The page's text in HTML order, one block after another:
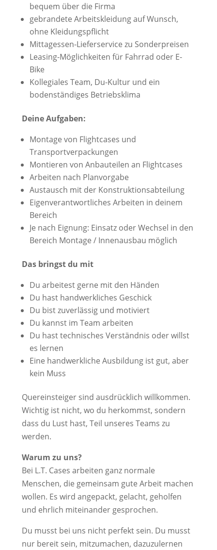
bequem über die Firma
gebrandete Arbeitskleidung auf Wunsch,
ohne Kleidungspflicht
Mittagessen-Lieferservice zu Sonderpreisen
Leasing-Möglichkeiten für Fahrrad oder E-
Bike
Kollegiales Team, Du-Kultur und ein
bodenständiges Betriebsklima
Deine Aufgaben:
Montage von Flightcases und
Transportverpackungen
Montieren von Anbauteilen an Flightcases
Arbeiten nach Planvorgabe
Austausch mit der Konstruktionsabteilung
Eigenverantwortliches Arbeiten in deinem
Bereich
Je nach Eignung: Einsatz oder Wechsel in den
Bereich Montage / Innenausbau möglich
Das bringst du mit
Du arbeitest gerne mit den Händen
Du hast handwerkliches Geschick
Du bist zuverlässig und motiviert
Du kannst im Team arbeiten
Du hast technisches Verständnis oder willst
es lernen
Eine handwerkliche Ausbildung ist gut, aber
kein Muss
Quereinsteiger sind ausdrücklich willkommen.
Wichtig ist nicht, wo du herkommst, sondern
dass du Lust hast, Teil unseres Teams zu
werden.
Warum zu uns?
Bei L.T. Cases arbeiten ganz normale
Menschen, die gemeinsam gute Arbeit machen
wollen. Es wird angepackt, gelacht, geholfen
und ehrlich miteinander gesprochen.
Du musst bei uns nicht perfekt sein. Du musst
nur bereit sein, mitzumachen, dazuzulernen